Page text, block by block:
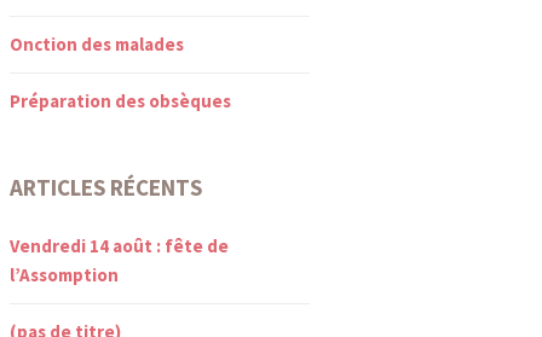
Onction des malades
Préparation des obsèques
ARTICLES RÉCENTS
Vendredi 14 août : fête de
l’Assomption
(pas de titre)